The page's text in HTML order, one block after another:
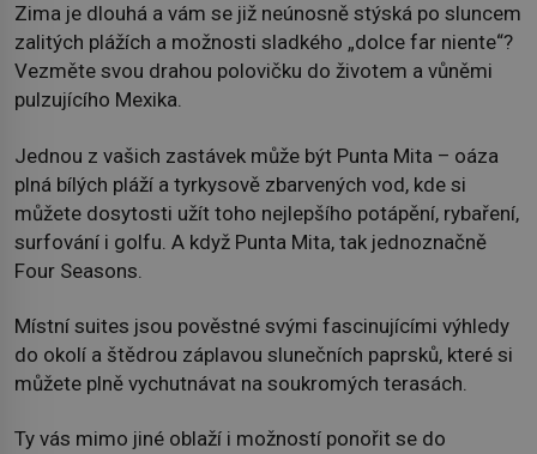
Zima je dlouhá a vám se již neúnosně stýská po sluncem
zalitých plážích a možnosti sladkého „dolce far niente“?
Vezměte svou drahou polovičku do životem a vůněmi
pulzujícího Mexika.
Jednou z vašich zastávek může být Punta Mita – oáza
plná bílých pláží a tyrkysově zbarvených vod, kde si
můžete dosytosti užít toho nejlepšího potápění, rybaření,
surfování i golfu. A když Punta Mita, tak jednoznačně
Four Seasons.
Místní suites jsou pověstné svými fascinujícími výhledy
do okolí a štědrou záplavou slunečních paprsků, které si
můžete plně vychutnávat na soukromých terasách.
Ty vás mimo jiné oblaží i možností ponořit se do